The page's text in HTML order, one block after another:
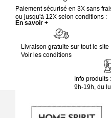
Paiement sécurisé en 3X sans
ou jusqu'à 12X selon conditions :
En savoir +
Livraison gratuite sur tout le site
Voir les conditions
Info produits :
9h-19h, du